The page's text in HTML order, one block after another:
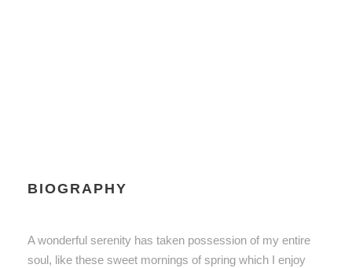
BIOGRAPHY
A wonderful serenity has taken possession of my entire
soul, like these sweet mornings of spring which I enjoy